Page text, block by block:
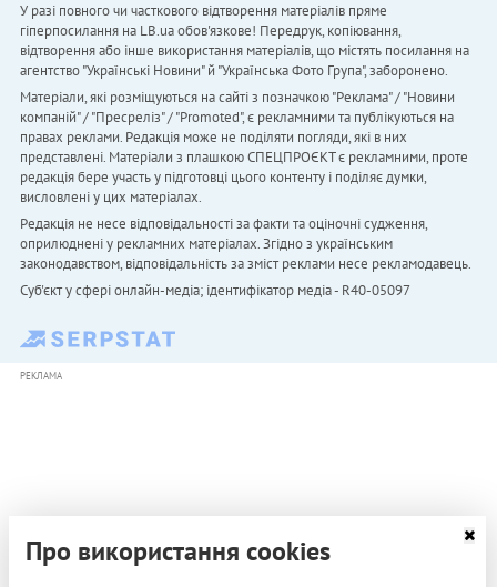
У разі повного чи часткового відтворення матеріалів пряме
гіперпосилання на LB.ua обов'язкове! Передрук, копіювання,
відтворення або інше використання матеріалів, що містять посилання на
агентство "Українськi Новини" й "Українська Фото Група", заборонено.
Матеріали, які розміщуються на сайті з позначкою "Реклама" / "Новини
компаній" / "Пресреліз" / "Promoted", є рекламними та публікуються на
правах реклами. Редакція може не поділяти погляди, які в них
представлені. Матеріали з плашкою СПЕЦПРОЄКТ є рекламними, проте
редакція бере участь у підготовці цього контенту і поділяє думки,
висловлені у цих матеріалах.
Редакція не несе відповідальності за факти та оціночні судження,
оприлюднені у рекламних матеріалах. Згідно з українським
законодавством, відповідальність за зміст реклами несе рекламодавець.
Cуб'єкт у сфері онлайн-медіа; ідентифікатор медіа - R40-05097
РЕКЛАМА
Про використання cookies